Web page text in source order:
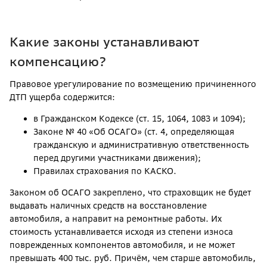
Какие законы устанавливают
компенсацию?
Правовое урегулирование по возмещению причиненного
ДТП ущерба содержится:
в Гражданском Кодексе (ст. 15, 1064, 1083 и 1094);
Законе № 40 «Об ОСАГО» (ст. 4, определяющая
гражданскую и административную ответственность
перед другими участниками движения);
Правилах страхования по КАСКО.
Законом об ОСАГО закреплено, что страховщик не будет
выдавать наличных средств на восстановление
автомобиля, а направит на ремонтные работы. Их
стоимость устанавливается исходя из степени износа
поврежденных компонентов автомобиля, и не может
превышать 400 тыс. руб. Причём, чем старше автомобиль,